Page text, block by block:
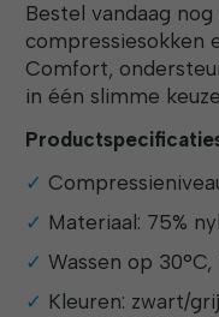
Bestel vandaag
compressiesokken
Comfort,
in één slimme
Materiaal: 75%
Wassen op
Kleuren: zwart/